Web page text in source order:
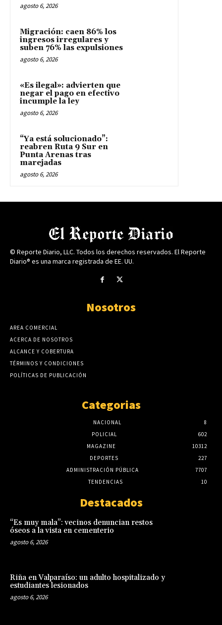
agosto 6, 2026
Migración: caen 86% los
ingresos irregulares y
suben 76% las expulsiones
agosto 6, 2026
«Es ilegal»: advierten que
negar el pago en efectivo
incumple la ley
agosto 6, 2026
“Ya está solucionado”:
reabren Ruta 9 Sur en
Punta Arenas tras
marejadas
agosto 6, 2026
© Reporte Diario, LLC. Todos los derechos reservados. El Reporte
Diario® es una marca registrada de EE. UU.
Nosotros
AREA COMERCIAL
ACERCA DE NOSOTROS
ALCANCE Y COBERTURA
TÉRMINOS Y CONDICIONES
POLÍTICAS DE PUBLICACIÓN
Categorias
NACIONAL
8
POLICIAL
602
MAGAZINE
10312
DEPORTES
227
ADMINISTRACIÓN PÚBLICA
7707
TENDENCIAS
10
Destacados
“Es muy mala”: vecinos denuncian restos
óseos a la vista en cementerio
agosto 6, 2026
Riña en Valparaíso: un adulto hospitalizado y
estudiantes lesionados
agosto 6, 2026